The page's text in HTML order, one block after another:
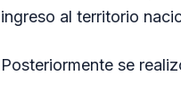
ingreso al territorio
Posteriormente se